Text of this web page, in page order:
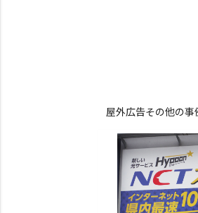
屋外広告その他の事